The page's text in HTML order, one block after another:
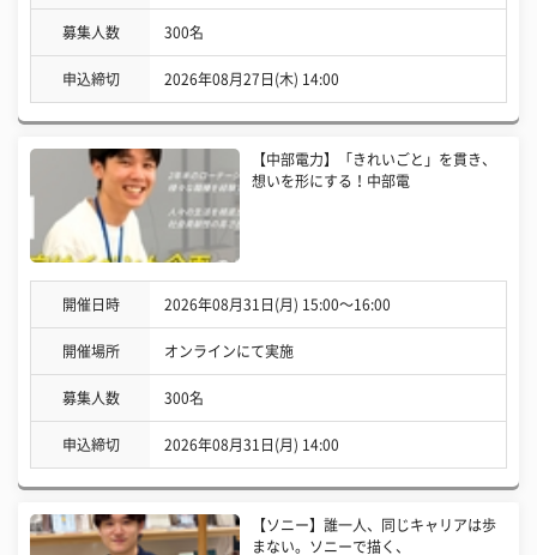
募集人数 300名
申込締切 2026年08月27日(木) 14:00
【中部電力】「きれいごと」を貫き、
想いを形にする！中部電
開催日時 2026年08月31日(月) 15:00〜16:00
開催場所 オンラインにて実施
募集人数 300名
申込締切 2026年08月31日(月) 14:00
【ソニー】誰一人、同じキャリアは歩
まない。ソニーで描く、